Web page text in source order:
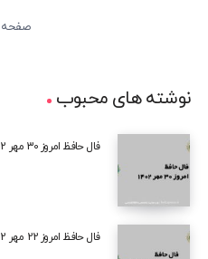
صفحه 1 از 1
نوشته های محبوب
فال حافظ امروز 30 مهر 1402 + با صدای دلنشین فریدون فرح‌اندوز
فال حافظ امروز 22 مهر 1402 + با صدای دلنشین فریدون فرح‌اندوز